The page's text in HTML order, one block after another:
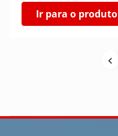
Ir para o produto